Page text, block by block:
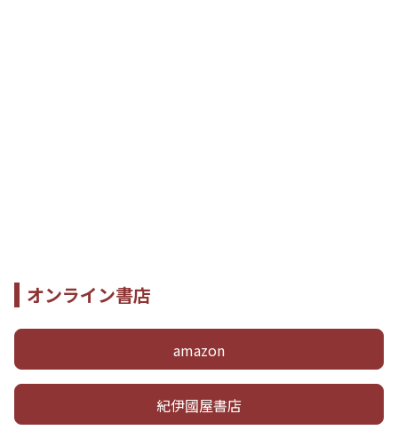
オンライン書店
amazon
紀伊國屋書店